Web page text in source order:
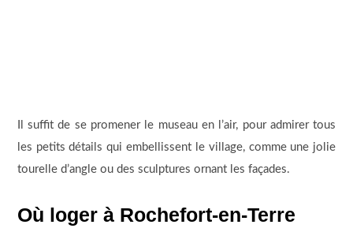
Il suffit de se promener le museau en l’air, pour admirer tous
les petits détails qui embellissent le village, comme une jolie
tourelle d’angle ou des sculptures ornant les façades.
Où loger à Rochefort-en-Terre